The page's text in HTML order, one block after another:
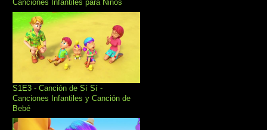
Canciones Infantiles para Niños
S1E3 - Canción de Sí Sí -
Canciones Infantiles y Canción de
Bebé